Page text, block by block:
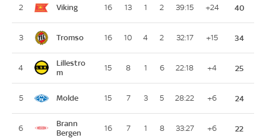
2 Viking 16 13 1 2 39:15 +24 40
3 Tromso 16 10 4 2 32:17 +15 34
4
Lillestro
m
15 8 1 6 22:18 +4 25
5 Molde 15 7 3 5 28:22 +6 24
6
Brann
Bergen
16 7 1 8 33:27 +6 22